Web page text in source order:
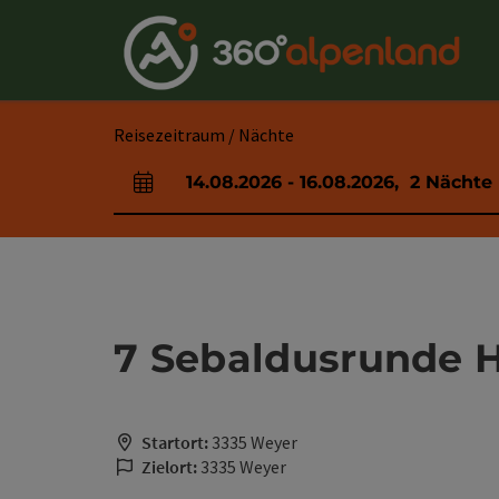
Accesskey
[0]
Zur NavigationAccesskey
[1]
Zum Seitenanfang[2]
Zur Kontaktseite Accesskey
[3]
Accesskey
[4]
Zum ImpressumAccesskey
[5]
Zu den Hinweisen zur Bedienung der Website
Zur StartseiteAccesskey
[7]
Reisezeitraum / Nächte
An- und Abreisefelder
14.08.2026 - 16.08.2026, 2 Nächte
7 Sebaldusrunde
Startort: 3335 Weyer
Zielort: 3335 Weyer